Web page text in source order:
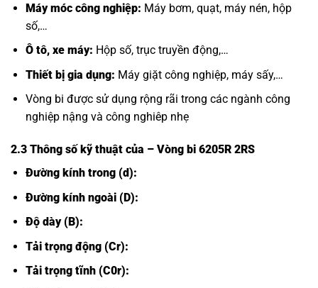
Máy móc công nghiệp: Máy bơm, quạt, máy nén, hộp
số,…
Ô tô, xe máy: Hộp số, trục truyền động,…
Thiết bị gia dụng: Máy giặt công nghiệp, máy sấy,…
Vòng bi được sử dụng rộng rãi trong các ngành công
nghiệp nậng và công nghiêp nhẹ
2.3 Thông số kỹ thuật của – Vòng bi 6205R 2RS
Đường kính trong (d):
Đường kính ngoài (D):
Độ dày (B):
Tải trọng động (Cr):
Tải trọng tĩnh (C0r):